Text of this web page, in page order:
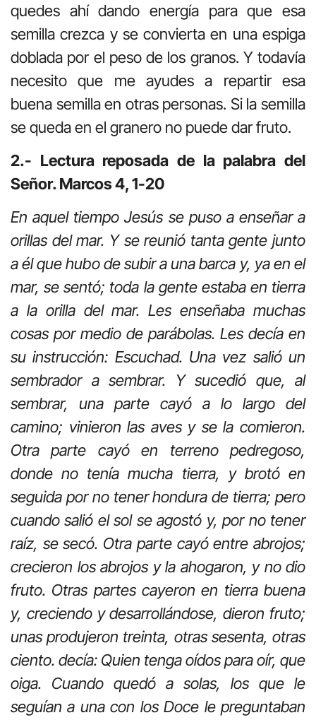
quedes ahí dando energía para que esa
semilla crezca y se convierta en una espiga
doblada por el peso de los granos. Y todavía
necesito que me ayudes a repartir esa
buena semilla en otras personas. Si la semilla
se queda en el granero no puede dar fruto.
2.- Lectura reposada de la palabra del
Señor. Marcos 4, 1-20
En aquel tiempo Jesús se puso a enseñar a
orillas del mar. Y se reunió tanta gente junto
a él que hubo de subir a una barca y, ya en el
mar, se sentó; toda la gente estaba en tierra
a la orilla del mar. Les enseñaba muchas
cosas por medio de parábolas. Les decía en
su instrucción: Escuchad. Una vez salió un
sembrador a sembrar. Y sucedió que, al
sembrar, una parte cayó a lo largo del
camino; vinieron las aves y se la comieron.
Otra parte cayó en terreno pedregoso,
donde no tenía mucha tierra, y brotó en
seguida por no tener hondura de tierra; pero
cuando salió el sol se agostó y, por no tener
raíz, se secó. Otra parte cayó entre abrojos;
crecieron los abrojos y la ahogaron, y no dio
fruto. Otras partes cayeron en tierra buena
y, creciendo y desarrollándose, dieron fruto;
unas produjeron treinta, otras sesenta, otras
ciento. decía: Quien tenga oídos para oír, que
oiga. Cuando quedó a solas, los que le
seguían a una con los Doce le preguntaban